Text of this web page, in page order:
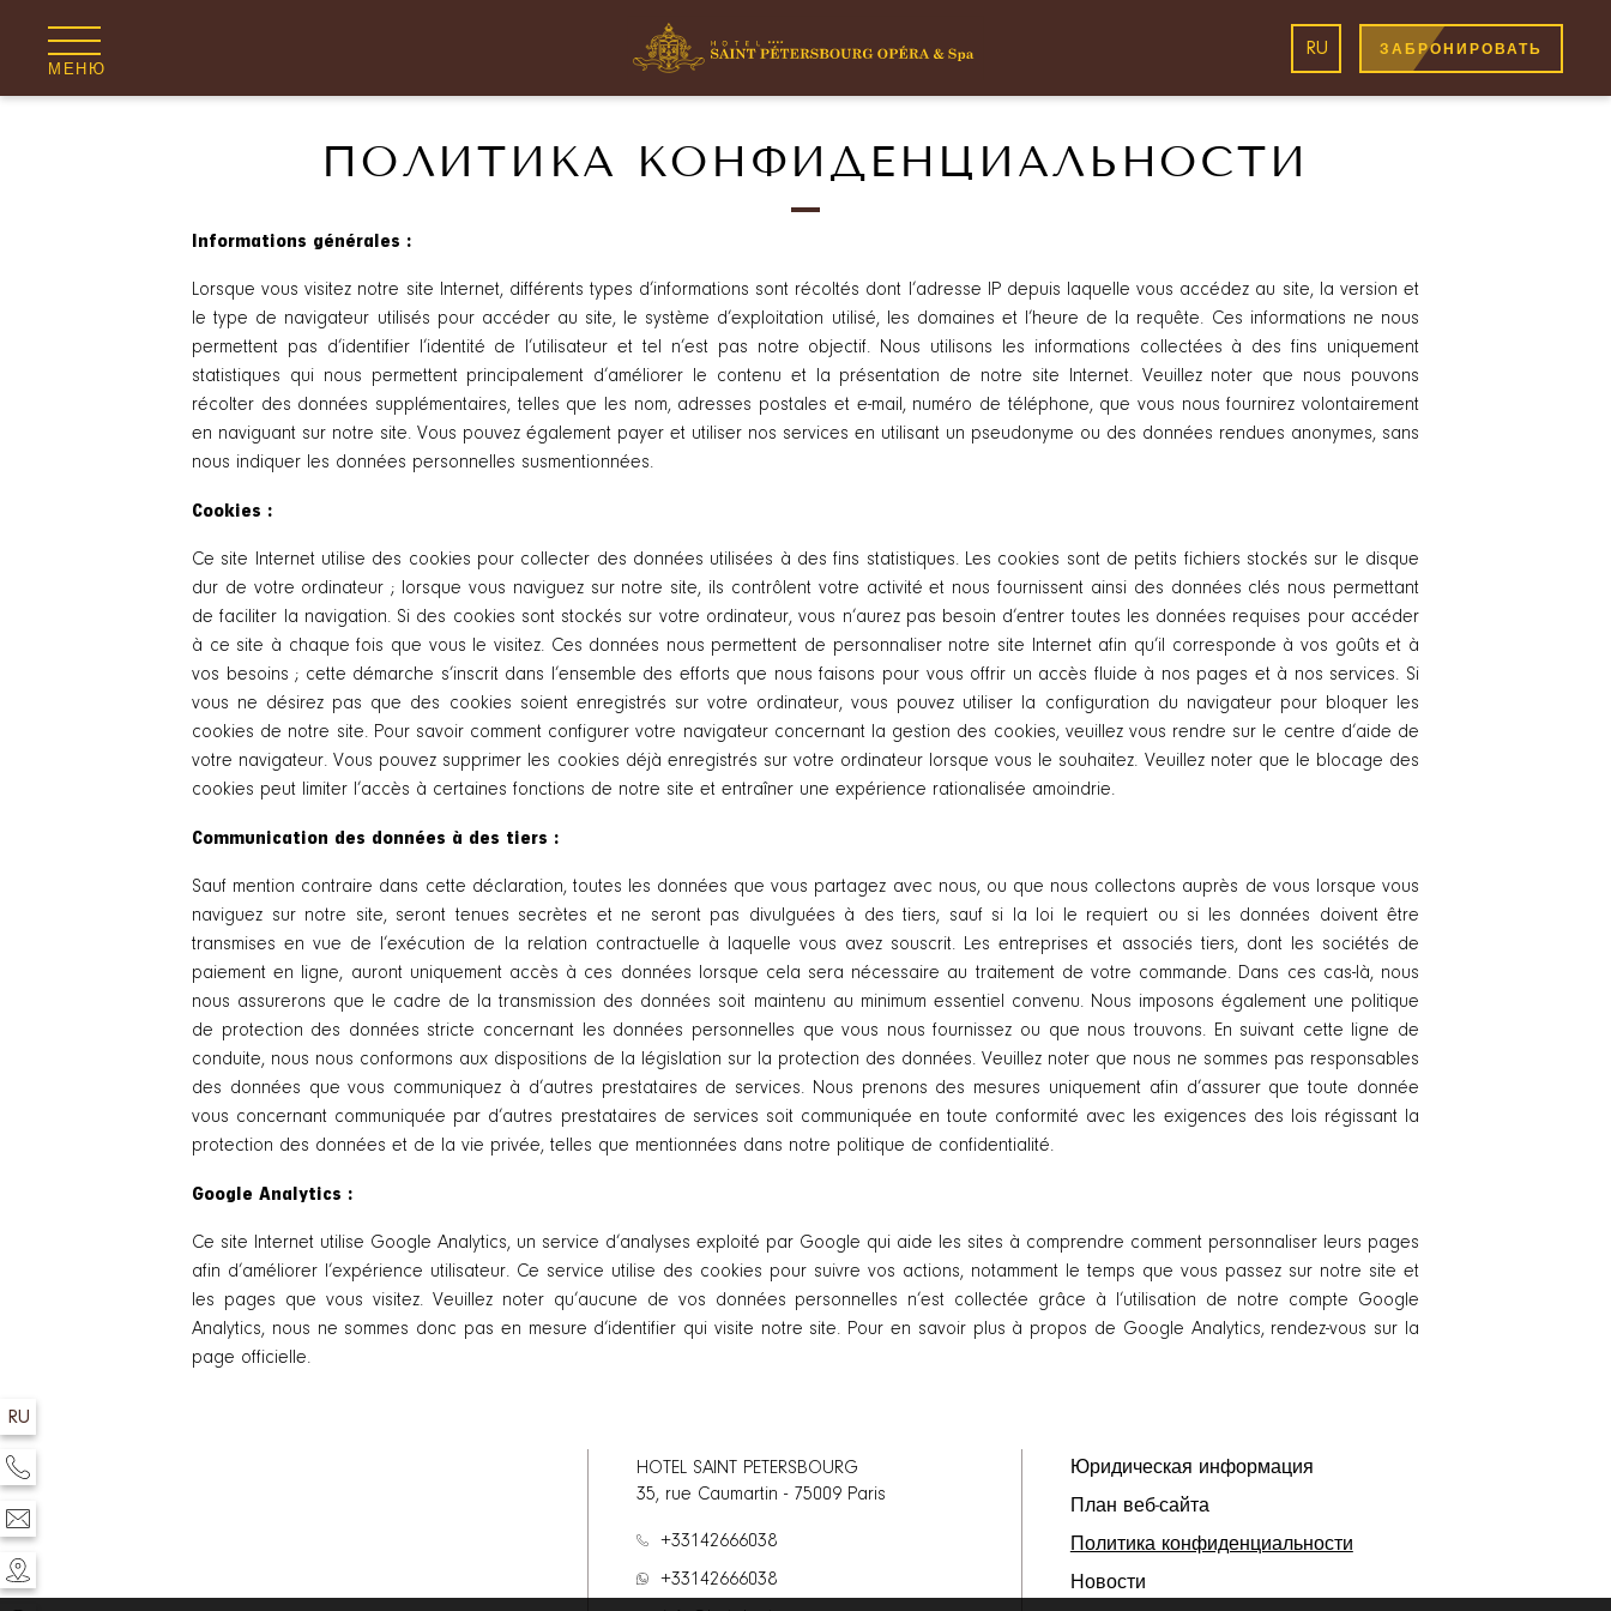
МЕНЮ
RU ЗАБРОНИРОВАТЬ
ПОЛИТИКА КОНФИДЕНЦИАЛЬНОСТИ
Informations générales :
Lorsque vous visitez notre site Internet, différents types d’informations sont récoltés dont l’adresse IP depuis laquelle vous accédez au site, la version et
le type de navigateur utilisés pour accéder au site, le système d’exploitation utilisé, les domaines et l’heure de la requête. Ces informations ne nous
permettent pas d’identifier l’identité de l’utilisateur et tel n’est pas notre objectif. Nous utilisons les informations collectées à des fins uniquement
statistiques qui nous permettent principalement d’améliorer le contenu et la présentation de notre site Internet. Veuillez noter que nous pouvons
récolter des données supplémentaires, telles que les nom, adresses postales et e-mail, numéro de téléphone, que vous nous fournirez volontairement
en naviguant sur notre site. Vous pouvez également payer et utiliser nos services en utilisant un pseudonyme ou des données rendues anonymes, sans
nous indiquer les données personnelles susmentionnées.
Cookies :
Ce site Internet utilise des cookies pour collecter des données utilisées à des fins statistiques. Les cookies sont de petits fichiers stockés sur le disque
dur de votre ordinateur ; lorsque vous naviguez sur notre site, ils contrôlent votre activité et nous fournissent ainsi des données clés nous permettant
de faciliter la navigation. Si des cookies sont stockés sur votre ordinateur, vous n’aurez pas besoin d’entrer toutes les données requises pour accéder
à ce site à chaque fois que vous le visitez. Ces données nous permettent de personnaliser notre site Internet afin qu’il corresponde à vos goûts et à
vos besoins ; cette démarche s’inscrit dans l’ensemble des efforts que nous faisons pour vous offrir un accès fluide à nos pages et à nos services. Si
vous ne désirez pas que des cookies soient enregistrés sur votre ordinateur, vous pouvez utiliser la configuration du navigateur pour bloquer les
cookies de notre site. Pour savoir comment configurer votre navigateur concernant la gestion des cookies, veuillez vous rendre sur le centre d’aide de
votre navigateur. Vous pouvez supprimer les cookies déjà enregistrés sur votre ordinateur lorsque vous le souhaitez. Veuillez noter que le blocage des
cookies peut limiter l’accès à certaines fonctions de notre site et entraîner une expérience rationalisée amoindrie.
Communication des données à des tiers :
Sauf mention contraire dans cette déclaration, toutes les données que vous partagez avec nous, ou que nous collectons auprès de vous lorsque vous
naviguez sur notre site, seront tenues secrètes et ne seront pas divulguées à des tiers, sauf si la loi le requiert ou si les données doivent être
transmises en vue de l’exécution de la relation contractuelle à laquelle vous avez souscrit. Les entreprises et associés tiers, dont les sociétés de
paiement en ligne, auront uniquement accès à ces données lorsque cela sera nécessaire au traitement de votre commande. Dans ces cas-là, nous
nous assurerons que le cadre de la transmission des données soit maintenu au minimum essentiel convenu. Nous imposons également une politique
de protection des données stricte concernant les données personnelles que vous nous fournissez ou que nous trouvons. En suivant cette ligne de
conduite, nous nous conformons aux dispositions de la législation sur la protection des données. Veuillez noter que nous ne sommes pas responsables
des données que vous communiquez à d’autres prestataires de services. Nous prenons des mesures uniquement afin d’assurer que toute donnée
vous concernant communiquée par d’autres prestataires de services soit communiquée en toute conformité avec les exigences des lois régissant la
protection des données et de la vie privée, telles que mentionnées dans notre politique de confidentialité.
Google Analytics :
Ce site Internet utilise Google Analytics, un service d’analyses exploité par Google qui aide les sites à comprendre comment personnaliser leurs pages
afin d’améliorer l’expérience utilisateur. Ce service utilise des cookies pour suivre vos actions, notamment le temps que vous passez sur notre site et
les pages que vous visitez. Veuillez noter qu’aucune de vos données personnelles n’est collectée grâce à l’utilisation de notre compte Google
Analytics, nous ne sommes donc pas en mesure d’identifier qui visite notre site. Pour en savoir plus à propos de Google Analytics, rendez-vous sur la
page officielle.
HOTEL SAINT PETERSBOURG
35, rue Caumartin - 75009 Paris
+33142666038
+33142666038
Юридическая информация
План веб-сайта
Политика конфиденциальности
Новости
RU